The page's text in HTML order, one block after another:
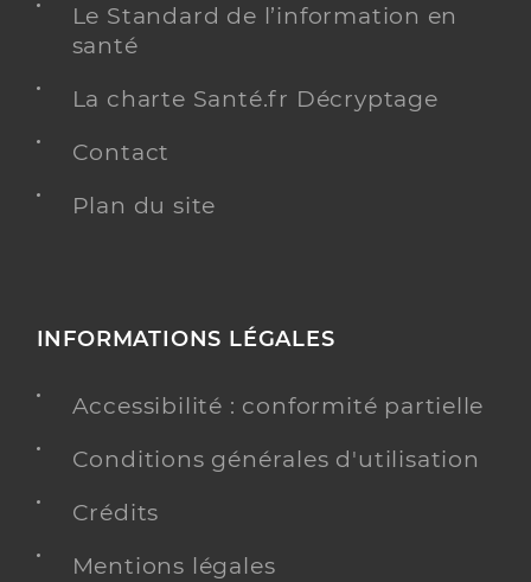
Le Standard de l’information en
santé
La charte Santé.fr Décryptage
Contact
Plan du site
INFORMATIONS LÉGALES
Accessibilité : conformité partielle
Conditions générales d'utilisation
Crédits
Mentions légales